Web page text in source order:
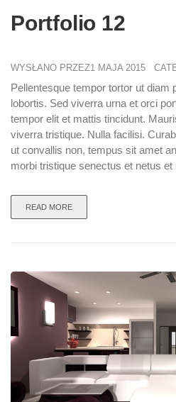
Portfolio 12
WYSŁANO PRZEZ1 MAJA 2015
Pellentesque tempor tortor ut diam
lobortis. Sed viverra urna et orci
tempor elit et mattis tincidunt.
viverra tristique. Nulla facilisi.
ut convallis non, tempus sit amet
morbi tristique senectus et netus
READ MORE